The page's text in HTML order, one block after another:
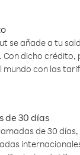
se añade a tu
dicho crédito,
mundo con las
de 30 días
de 30